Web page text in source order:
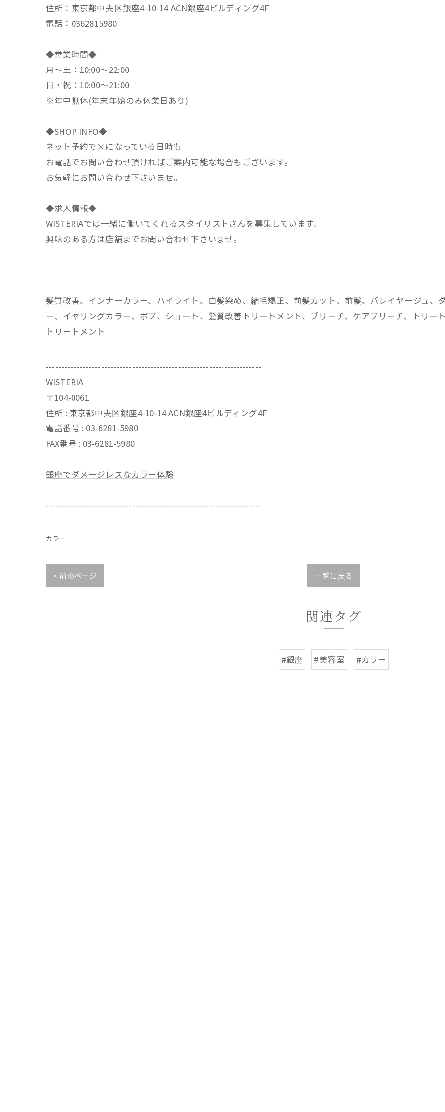
住所：東京都中央区銀座4-10-14 ACN銀座4ビルディング4F
電話：0362815980
◆営業時間◆
月～土：10:00～22:00
日・祝：10:00～21:00
※年中無休(年末年始のみ休業日あり)
◆SHOP INFO◆
ネット予約で×になっている日時も
お電話でお問い合わせ頂ければご案内可能な場合もございます。
お気軽にお問い合わせ下さいませ。
◆求人情報◆
WISTERIAでは一緒に働いてくれるスタイリストさんを募集しています。
興味のある方は店舗までお問い合わせ下さいませ。
髪質改善、インナーカラー、ハイライト、白髪染め、縮毛矯正、前髪カット、前髪、バレイヤージュ、
ー、イヤリングカラー、ボブ、ショート、髪質改善トリートメント、ブリーチ、ケアブリーチ、トリー
トリートメント
----------------------------------------------------------------------
WISTERIA
〒104-0061
住所 : 東京都中央区銀座4-10-14 ACN銀座4ビルディング4F
電話番号 : 03-6281-5980
FAX番号 : 03-6281-5980
銀座でダメージレスなカラー体験
----------------------------------------------------------------------
カラー
< 前のページ 一覧に戻る
関連タグ
#銀座 #美容室 #カラー